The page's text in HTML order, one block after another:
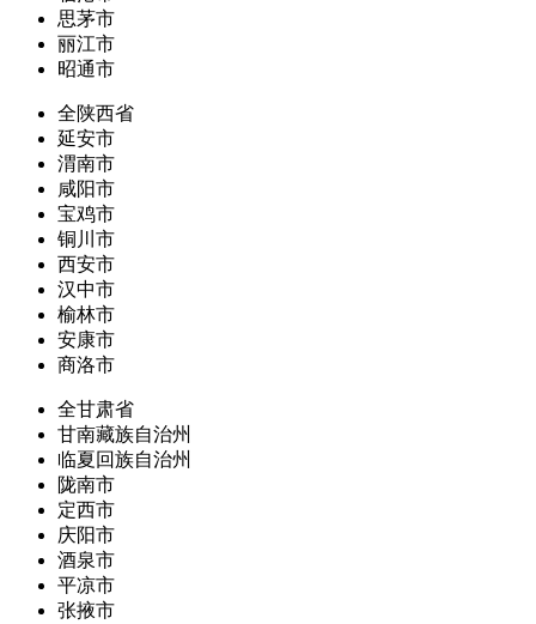
思茅市
丽江市
昭通市
全陕西省
延安市
渭南市
咸阳市
宝鸡市
铜川市
西安市
汉中市
榆林市
安康市
商洛市
全甘肃省
甘南藏族自治州
临夏回族自治州
陇南市
定西市
庆阳市
酒泉市
平凉市
张掖市